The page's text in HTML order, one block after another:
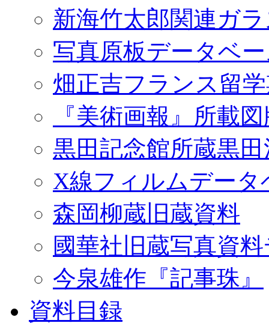
新海竹太郎関連ガ
写真原板データベ
畑正吉フランス留
『美術画報』所載
黒田記念館所蔵黒
X線フィルムデータ
森岡柳蔵旧蔵資料
國華社旧蔵写真資
今泉雄作『記事珠』
資料目録